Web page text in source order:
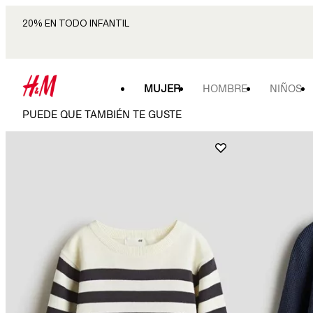
20% EN TODO INFANTIL
MUJER HOMBRE NIÑOS
PUEDE QUE TAMBIÉN TE GUSTE